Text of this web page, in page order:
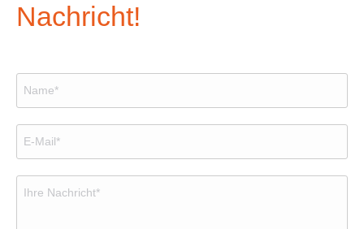
Nachricht!